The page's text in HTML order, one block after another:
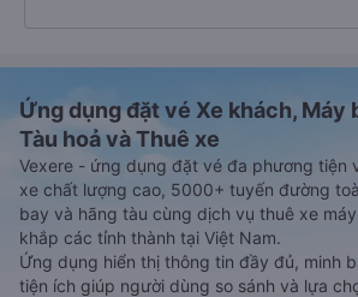
Ứng dụng đặt vé Xe khách, Máy
Tàu hoả và Thuê xe
Vexere - ứng dụng đặt vé đa phương tiện
xe chất lượng cao, 5000+ tuyến đường
bay và hãng tàu cùng dịch vụ thuê xe
khắp các tỉnh thành tại Việt Nam.
Ứng dụng hiển thị thông tin đầy đủ, minh
tiện ích giúp người dùng so sánh và lựa